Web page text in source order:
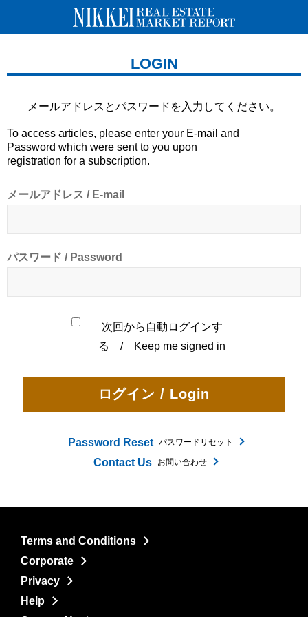
LOGIN
メールアドレスとパスワードを 入力してください。
To access articles, please enter your E-mail and
Password which were sent to you upon
registration for a subscription.
メールアドレス / E-mail
パスワード / Password
次回から自動ログインす
る / Keep me signed in
Password Reset パスワードリセット
Contact Us お問い合わせ
Terms and Conditions
Corporate
Privacy
Help